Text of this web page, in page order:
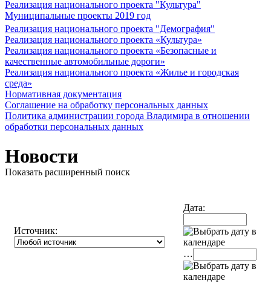
Реализация национального проекта "Культура"
Муниципальные проекты 2019 год
Реализация национального проекта "Демография"
Реализация национального проекта «Культура»
Реализация национального проекта «Безопасные и
качественные автомобильные дороги»
Реализация национального проекта «Жилье и городская
среда»
Нормативная документация
Соглашение на обработку персональных данных
Политика администрации города Владимира в отношении
обработки персональных данных
Новости
Показать расширенный поиск
Источник:
Дата:
…